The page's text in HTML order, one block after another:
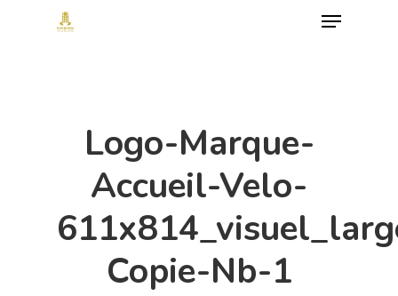
Menu
Logo-Marque-
Accueil-Velo-
Copie-Nb-1